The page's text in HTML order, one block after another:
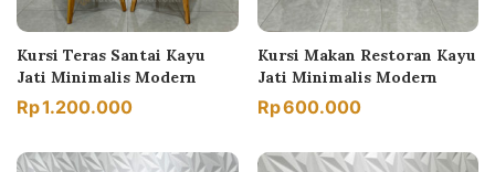
Kursi Teras Santai Kayu
Jati Minimalis Modern
Rp1.200.000
Kursi Makan Restoran Kayu
Jati Minimalis Modern
Rp600.000